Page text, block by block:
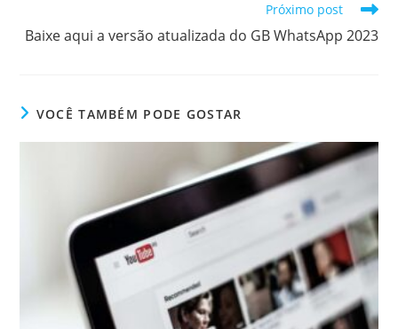
Próximo post
Baixe aqui a versão atualizada do GB WhatsApp 2023
VOCÊ TAMBÉM PODE GOSTAR